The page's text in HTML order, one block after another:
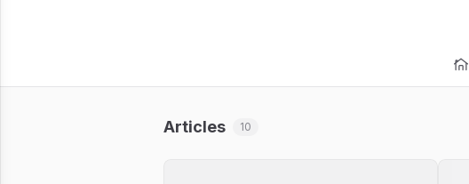
Articles 10